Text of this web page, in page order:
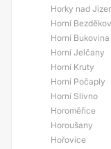
Horky nad
Horní Bezděkov
Horní Bukovina
Horní Jelčany
Horní Kruty
Horní Počaply
Horní Slivno
Horoměřice
Horoušany
Hořovice